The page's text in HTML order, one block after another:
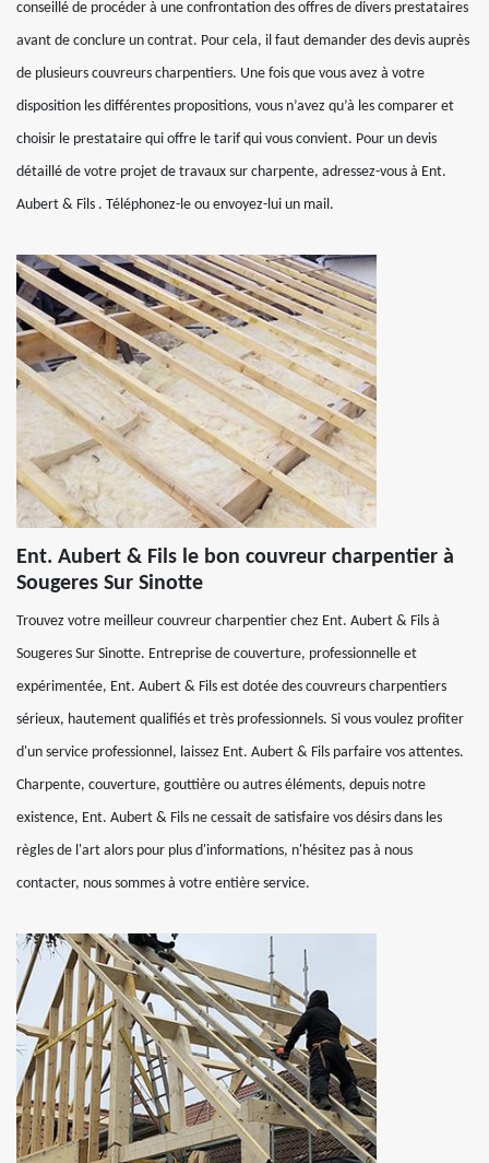
conseillé de procéder à une confrontation des offres de divers prestataires
avant de conclure un contrat. Pour cela, il faut demander des devis auprès
de plusieurs couvreurs charpentiers. Une fois que vous avez à votre
disposition les différentes propositions, vous n’avez qu’à les comparer et
choisir le prestataire qui offre le tarif qui vous convient. Pour un devis
détaillé de votre projet de travaux sur charpente, adressez-vous à Ent.
Aubert & Fils . Téléphonez-le ou envoyez-lui un mail.
Ent. Aubert & Fils le bon couvreur charpentier à
Sougeres Sur Sinotte
Trouvez votre meilleur couvreur charpentier chez Ent. Aubert & Fils à
Sougeres Sur Sinotte. Entreprise de couverture, professionnelle et
expérimentée, Ent. Aubert & Fils est dotée des couvreurs charpentiers
sérieux, hautement qualifiés et très professionnels. Si vous voulez profiter
d'un service professionnel, laissez Ent. Aubert & Fils parfaire vos attentes.
Charpente, couverture, gouttière ou autres éléments, depuis notre
existence, Ent. Aubert & Fils ne cessait de satisfaire vos désirs dans les
règles de l'art alors pour plus d'informations, n'hésitez pas à nous
contacter, nous sommes à votre entière service.